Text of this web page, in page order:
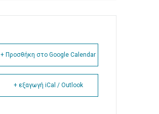
+ Προσθήκη στο Google Calendar
+ εξαγωγή iCal / Outlook